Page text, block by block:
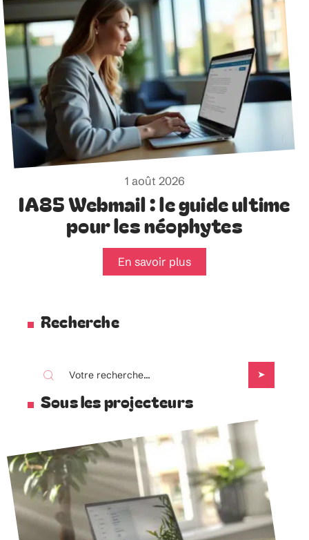
1 août 2026
IA85 Webmail : le guide ultime
pour les néophytes
En savoir plus
Recherche
Sous les projecteurs